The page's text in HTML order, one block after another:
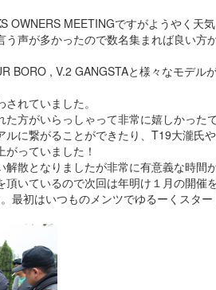
MEETINGですがようやく天
声が多かったので数名集まれば良い
BORO , V.2 GANGSTAと様々なモデ
れていました。
方がいらっしゃって非常に嬉しかったで
に繋がることができたり、T19大瀧
っていました！
散となりましたが非常に有意義な時間
いているので次回は年明け１月の開催
最初はいつものメンツでゆるーくスター